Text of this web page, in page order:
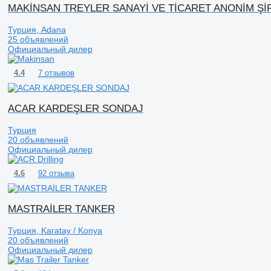
MAKİNSAN TREYLER SANAYİ VE TİCARET ANONİM
Турция, Adana
25 объявлений
Официальный дилер
4.4 7 отзывов
ACAR KARDEŞLER SONDAJ
Турция
20 объявлений
Официальный дилер
4.6 92 отзыва
MASTRAİLER TANKER
Турция, Karatay / Konya
20 объявлений
Официальный дилер